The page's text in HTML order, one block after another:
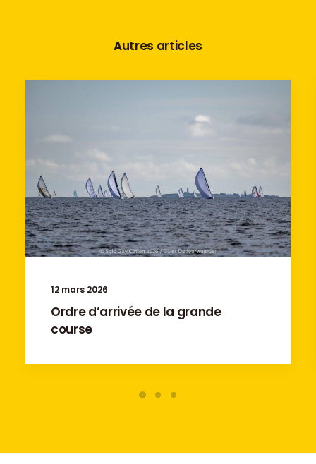
Autres articles
12 mars 2026
Ordre d’arrivée de la grande
course